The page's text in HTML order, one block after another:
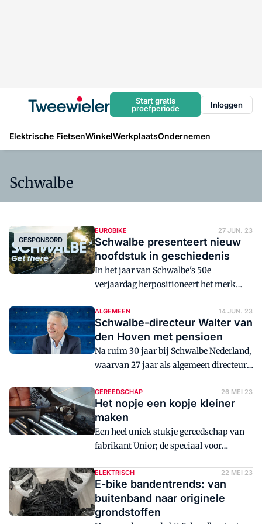
Start gratis
proefperiode
Inloggen
Elektrische FietsenWinkelWerkplaatsOndernemen
Schwalbe
GESPONSORD
EUROBIKE 27 JUN. 23
Schwalbe presenteert nieuw
hoofdstuk in geschiedenis
In het jaar van Schwalbe's 50e
verjaardag herpositioneert het merk
Eurobike 2023 in Frankfurt heeft
Schwalbe zich met een nieuw logo, een
nieuwe kleur en een consequent
doordachte nieuwe merkidentiteit
gepresenteerd.
ALGEMEEN 14 JUN. 23
Schwalbe-directeur Walter van
den Hoven met pensioen
Na ruim 30 jaar bij Schwalbe Nederland,
waarvan 27 jaar als algemeen directeur,
juni genieten van zijn welverdiende
pensioen. Stefan Treling, nu
commercieel directeur, neemt het stokje
van Walter over en is vanaf heden
algemeen directeur. Ook is besloten de
Schwalbe Benelux.
GEREEDSCHAP 26 MEI 23
Het nopje een kopje kleiner
maken
Een heel uniek stukje gereedschap van
fabrikant Unior; de speciaal voor
Hiermee kunnen off-roaders de noppen
van hun banden wanneer de
omstandigheden dat vragen inkorten.
ELEKTRISCH 22 MEI 23
E-bike bandentrends: van
buitenband naar originele
grondstoffen